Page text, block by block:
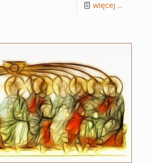
więcej ...